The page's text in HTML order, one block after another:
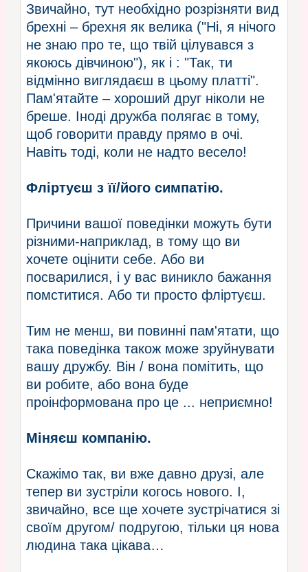
Звичайно, тут необхідно розрізняти вид
брехні – брехня як велика ("Ні, я нічого
не знаю про те, що твій цілувався з
якоюсь дівчиною"), як і : "Так, ти
відмінно виглядаєш в цьому платті".
Пам'ятайте – хороший друг ніколи не
бреше. Іноді дружба полягає в тому,
щоб говорити правду прямо в очі.
Навіть тоді, коли не надто весело!
Фліртуєш з її/його симпатію.
Причини вашої поведінки можуть бути
різними-наприклад, в тому що ви
хочете оцінити себе. Або ви
посварилися, і у вас виникло бажання
помститися. Або ти просто фліртуєш.
Тим не менш, ви повинні пам'ятати, що
така поведінка також може зруйнувати
вашу дружбу. Він / вона помітить, що
ви робите, або вона буде
проінформована про це ... неприємно!
Міняєш компанію.
Скажімо так, ви вже давно друзі, але
тепер ви зустріли когось нового. І,
звичайно, все ще хочете зустрічатися зі
своїм другом/ подругою, тільки ця нова
людина така цікава…